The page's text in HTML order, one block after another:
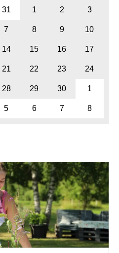
31 1 2 3
7 8 9 10
14 15 16 17
21 22 23 24
28 29 30 1
5 6 7 8